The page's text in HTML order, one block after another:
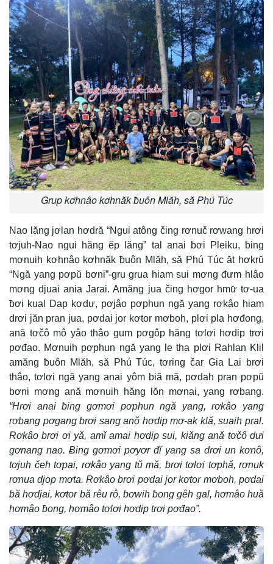
Grup kơhnâo kơhnăk ƀuôn Mlăh, să Phú Túc
Nao lăng jơlan hơdră “Ngui atông čing rơnuč rơwang hrơi
tơjuh-Nao ngui hăng ĕp lăng” tal anai ƀơi Pleiku, ƀing
mơnuih kơhnâo kơhnăk ƀuôn Mlăh, să Phú Túc ăt hơkrŭ
“Ngă yang pơpŭ bơni”-gru grua hiam sui mơng đưm hlâo
mơng djuai ania Jarai. Amăng jua čing hơgor hmư̆ tơ-ua
ƀơi kual Dap kơdư, pơjâo pơphun ngă yang rơkâo hiam
drơi jăn pran jua, pơdai jor kơtor mơboh, plơi pla hơđong,
ană tơčô mô yâo thâo gum pơgôp hăng tơlơi hơdip trơi
pơđao. Mơnuih pơphun ngă yang le tha plơi Rahlan Klil
amăng ƀuôn Mlăh, să Phú Túc, tơring čar Gia Lai brơi
thâo, tơlơi ngă yang anai yôm biă mă, pơdah pran pơpŭ
bơni mơng ană mơnuih hăng lŏn mơnai, yang rơbang.
“Hrơi anai ƀing gơmơi pơphun ngă yang, rơkâo yang
rơbang pơgang brơi sang anŏ hơdip mơ-ak klă, suaih pral.
Rơkâo brơi ơi yă, amĭ amai hơdip sui, kiăng ană tơčô dưi
gơnang nao. Ƀing gơmơi pơyơr đĭ yang sa drơi un kơnô,
tơjuh čeh tơpai, rơkâo yang tŭ mă, brơi tơlơi tơphă, rơnuk
rơnua djop mơta. Rơkâo brơi pơdai jor kơtor mơboh, pơdai
bă hơdjai, kơtor bă rêu rô, bơwih ƀong gêh gal, hơmâo huă
hơmâo ƀong, hơmâo tơlơi hơdip trơi pơđao”.